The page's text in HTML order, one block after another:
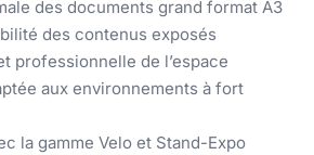
des documents grand format A3
des contenus exposés
professionnelle de l’espace
aux environnements à fort
la gamme Velo et Stand-Expo